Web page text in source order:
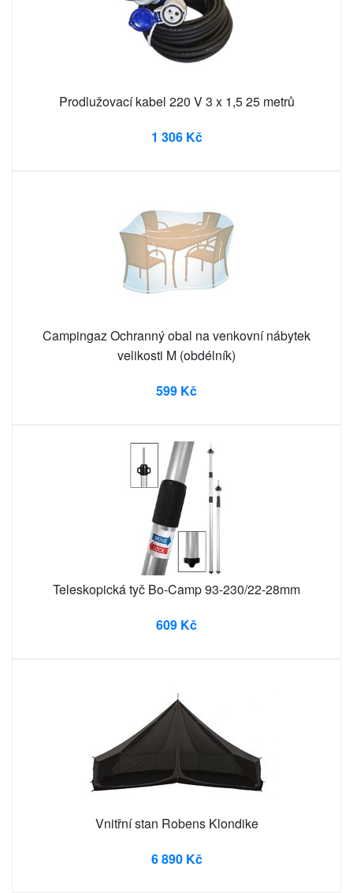
Prodlužovací kabel 220 V 3 x 1,5 25 metrů
1 306 Kč
Campingaz Ochranný obal na venkovní nábytek
velikosti M (obdélník)
599 Kč
Teleskopická tyč Bo-Camp 93-230/22-28mm
609 Kč
Vnitřní stan Robens Klondike
6 890 Kč